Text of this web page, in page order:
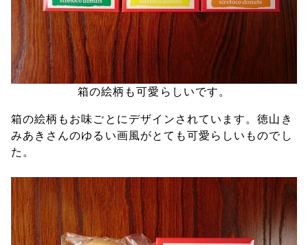
箱の絵柄も可愛らしいです。
箱の絵柄もお味ごとにデザインされています。徳山き
みあきさんのゆるい画風がとても可愛らしいものでし
た。